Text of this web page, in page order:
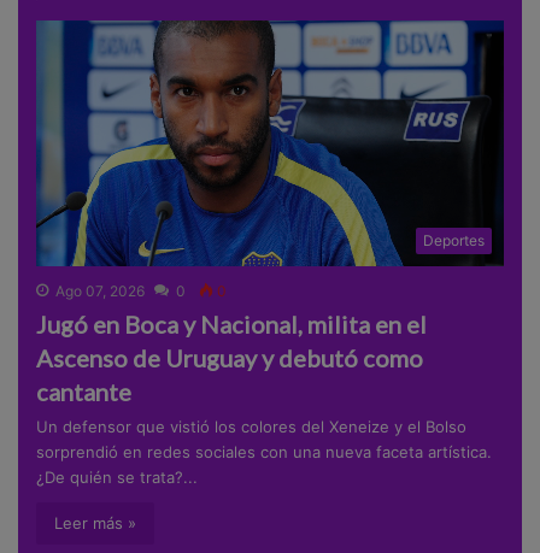
Deportes
Ago 07, 2026 0 0
Jugó en Boca y Nacional, milita en el
Ascenso de Uruguay y debutó como
cantante
Un defensor que vistió los colores del Xeneize y el Bolso
sorprendió en redes sociales con una nueva faceta artística.
¿De quién se trata?...
Leer más »